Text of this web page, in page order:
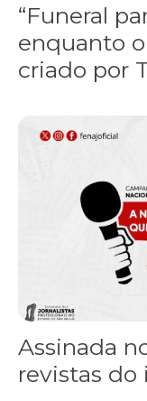
“Funeral
enquanto
criado por
Assinada nova CCT
Assinada
revistas do